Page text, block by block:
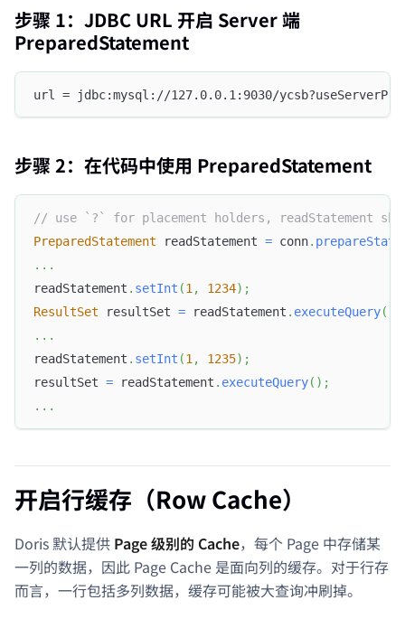
步骤 1：JDBC URL 开启 Server 端
PreparedStatement
url = jdbc:mysql://127.0.0.1:9030/
步骤 2：在代码中使用 PreparedStatement
// use `?` for placement holders, readStatement
PreparedStatement readStatement = conn.
. . .
readStatement . setInt (1 , 1234) ;
ResultSet resultSet = readStatement . executeQuery(
. . .
readStatement . setInt (1 , 1235) ;
resultSet = readStatement . executeQuery( ) ;
. . .
开启行缓存（Row Cache）
Doris 默认提供 Page 级别的 Cache，每个 Page 中存储某
一列的数据，因此 Page Cache 是面向列的缓存。对于行存
而言，一行包括多列数据，缓存可能被大查询冲刷掉。